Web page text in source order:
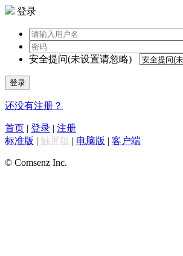
登录
安全提问(未设置请忽略)
登录
还没有注册？
首页 | 登录 | 注册
标准版 | 触屏版 | 电脑版 | 客户端
© Comsenz Inc.